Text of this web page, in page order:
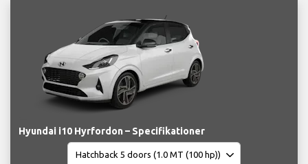
Hyundai i10 Hyrfordon – Specifikationer